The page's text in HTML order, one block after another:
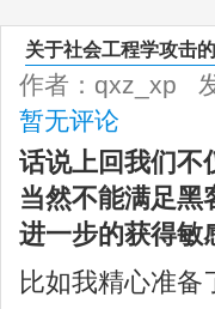
关于社会工程学攻击
作者：qxz_xp
暂无评论
话说上回我们不
当然不能满足黑
进一步的获得敏
比如我精心准备